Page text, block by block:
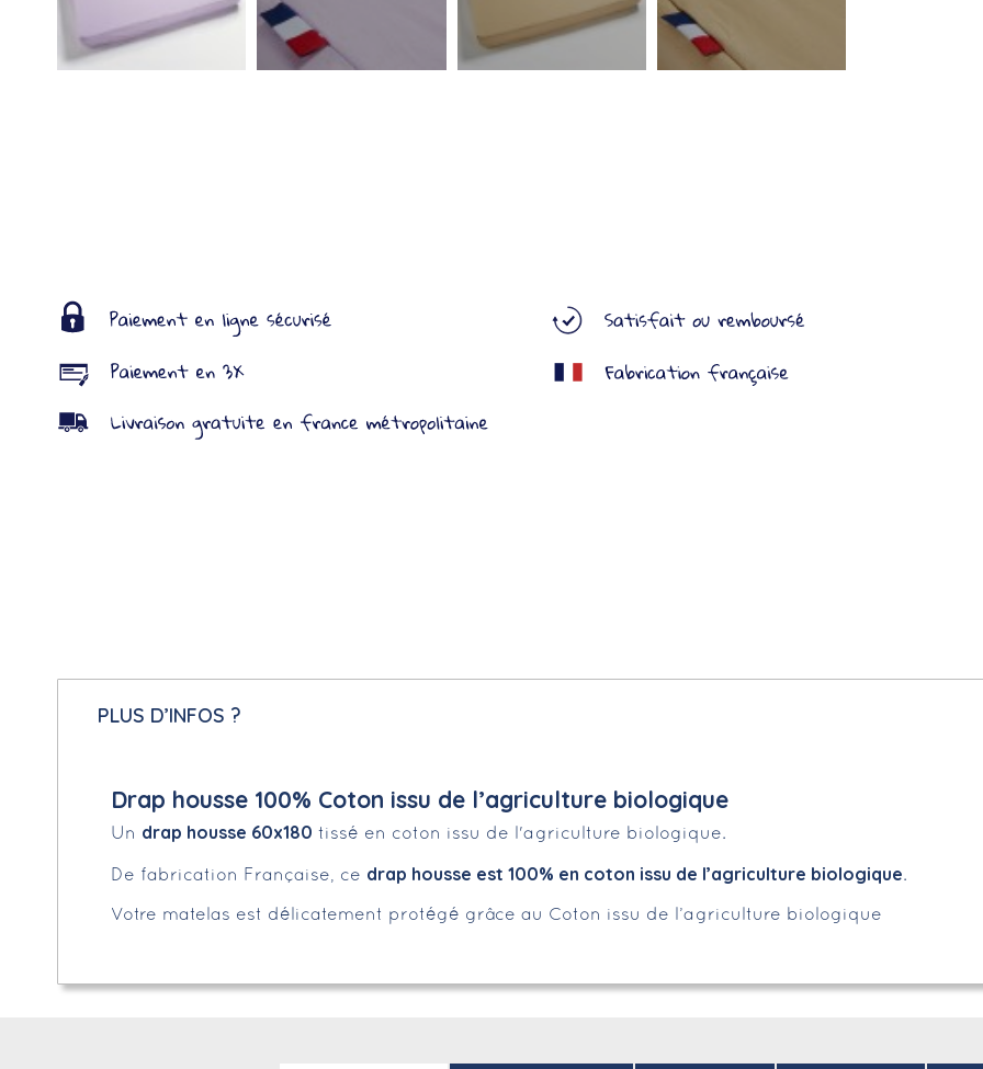
PLUS D’INFOS ?
Drap housse 100% Coton issu de l’agriculture biologique
Un drap housse 60x180 tissé en coton issu de l'agriculture biologique.
De fabrication Française, ce drap housse est 100% en coton issu de l’agriculture biologique.
Votre matelas est délicatement protégé grâce au Coton issu de l’agriculture biologique